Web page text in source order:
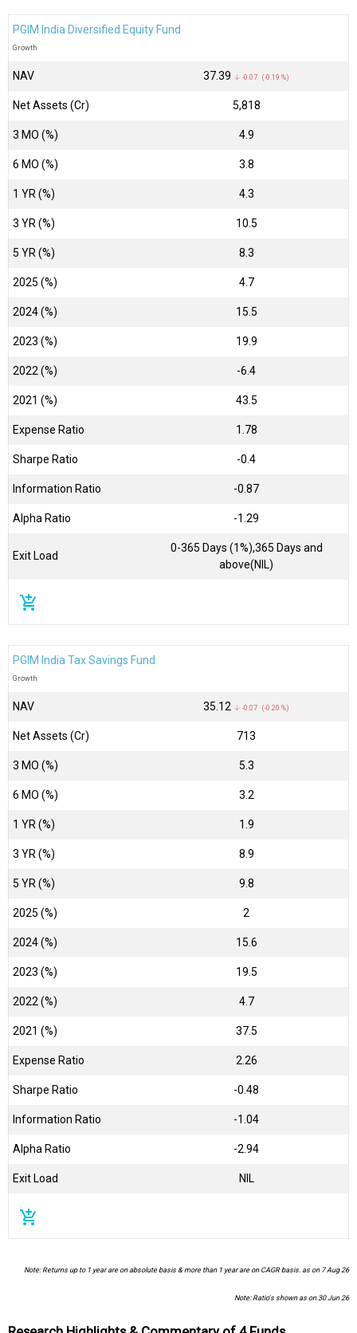
PGIM India Diversified Equity Fund
Growth
NAV ₹37.39 ↓ -0.07 (-0.19 %)
Net Assets (Cr) ₹5,818
3 MO (%) 4.9
6 MO (%) 3.8
1 YR (%) 4.3
3 YR (%) 10.5
5 YR (%) 8.3
2025 (%) 4.7
2024 (%) 15.5
2023 (%) 19.9
2022 (%) -6.4
2021 (%) 43.5
Expense Ratio 1.78
Sharpe Ratio -0.4
Information Ratio -0.87
Alpha Ratio -1.29
Exit Load
0-365 Days (1%),365 Days and
above(NIL)
add_shopping_cart
PGIM India Tax Savings Fund
Growth
NAV ₹35.12 ↓ -0.07 (-0.20 %)
Net Assets (Cr) ₹713
3 MO (%) 5.3
6 MO (%) 3.2
1 YR (%) 1.9
3 YR (%) 8.9
5 YR (%) 9.8
2025 (%) 2
2024 (%) 15.6
2023 (%) 19.5
2022 (%) 4.7
2021 (%) 37.5
Expense Ratio 2.26
Sharpe Ratio -0.48
Information Ratio -1.04
Alpha Ratio -2.94
Exit Load NIL
add_shopping_cart
Note: Returns up to 1 year are on absolute basis & more than 1 year are on CAGR basis. as on 7 Aug 26
Note: Ratio's shown as on 30 Jun 26